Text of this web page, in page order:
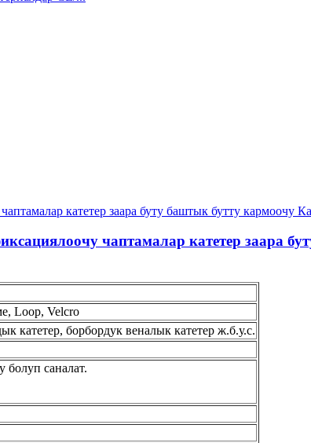
чаптамалар катетер заара
Loop, Velcro
катетер, борбордук веналык катетер ж.б.у.с.
болуп саналат.